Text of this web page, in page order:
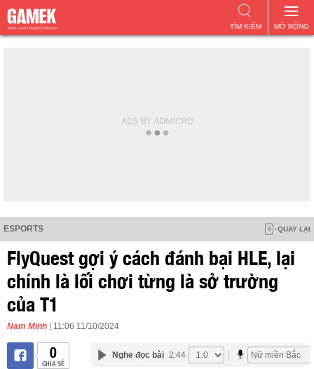
MỞ RỘNG
TÌM KIẾM
ESPORTS QUAY LẠI
FlyQuest gợi ý cách đánh bại HLE, lại
chính là lối chơi từng là sở trường
của T1
Nam Minh | 11:06 11/10/2024
0
CHIA SẺ
Nghe đọc bài 2:44